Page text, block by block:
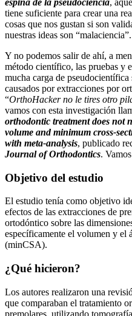
tiene suficiente para crear una
cosas que nos gustan si son
nuestras ideas son “malaciencia”.
Y no podemos salir de ahí, a
método científico, las pruebas y
mucha carga de
causados por extracciones por
“OrthoHacker no le tires otro
vamos con esta investigación
orthodontic treatment does not
volume and minimum cross-
with meta-analysis, publicado
Journal of Orthodontics.
Objetivo del estudio
El estudio tenía como objetivo
efectos de las extracciones de
ortodóntico sobre las
específicamente el volumen y el
(minCSA).
¿Qué hicieron?
Los autores realizaron una
que comparaban el tratamiento
premolares, utilizando